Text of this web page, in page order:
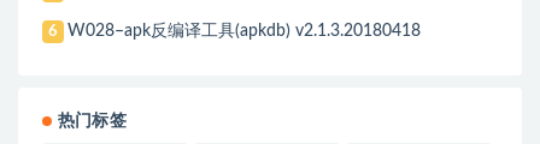
6 W028–apk反编译工具(apkdb) v2.1.3.20180418
热门标签